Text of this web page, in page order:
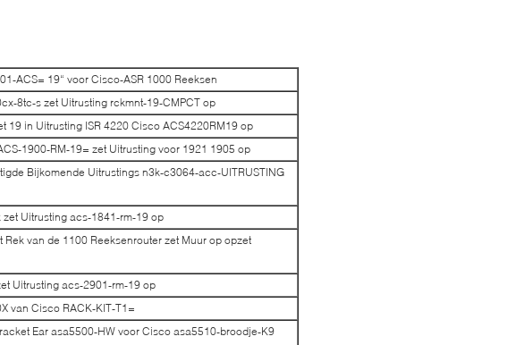
ACS= 19“ voor Cisco-ASR 1000 Reeksen
8tc-s zet Uitrusting rckmnt-19-CMPCT op
19 in Uitrusting ISR 4220 Cisco ACS4220RM19 op
1900-RM-19= zet Uitrusting voor 1921 1905 op
Bijkomende Uitrustings n3k-c3064-acc-UITRUSTING
Uitrusting acs-1841-rm-19 op
van de 1100 Reeksenrouter zet Muur op opzet
Uitrusting acs-2901-rm-19 op
van Cisco RACK-KIT-T1=
Ear asa5500-HW voor Cisco asa5510-broodje-K9